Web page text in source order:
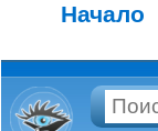
Начало